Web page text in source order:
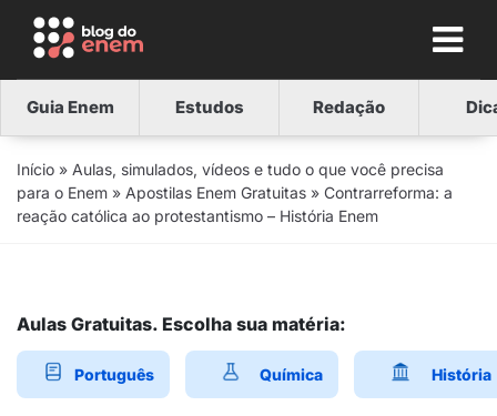
Guia Enem Estudos Redação
Início » Aulas, simulados, vídeos e tudo o que você precisa
para o Enem » Apostilas Enem Gratuitas » Contrarreforma: a
reação católica ao protestantismo – História Enem
Aulas Gratuitas. Escolha sua matéria:
Português Química História